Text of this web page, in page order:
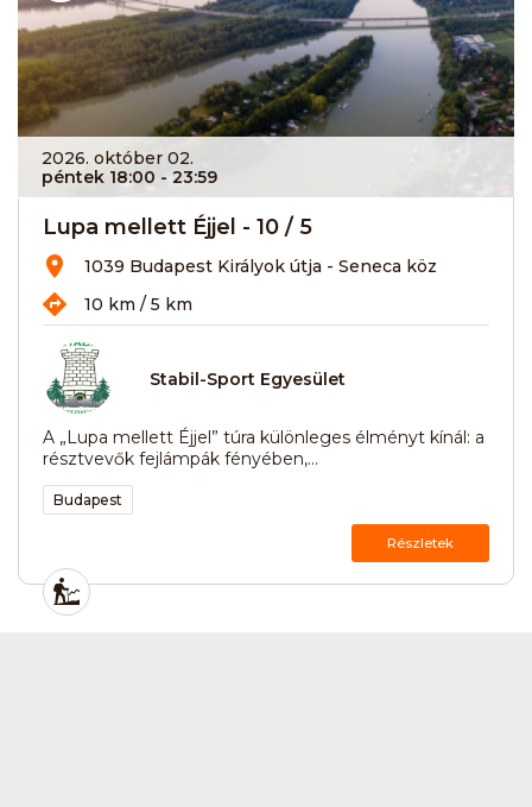
2026. október 02.
péntek 18:00 - 23:59
Lupa mellett Éjjel - 10 / 5
1039 Budapest Királyok útja - Seneca köz
10 km / 5 km
Stabil-Sport Egyesület
A „Lupa mellett Éjjel” túra különleges élményt kínál: a
résztvevők fejlámpák fényében,...
Budapest
Részletek